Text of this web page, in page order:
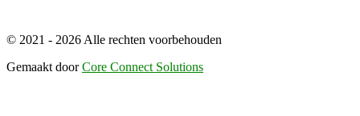
© 2021 - 2026 Alle rechten voorbehouden
Gemaakt doorCore Connect Solutions